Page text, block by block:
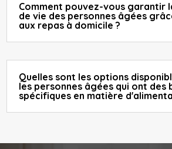
Comment pouvez-vous garantir
de vie des personnes âgées
aux repas à domicile ?
Quelles sont les options
les personnes âgées qui ont des
spécifiques en matière